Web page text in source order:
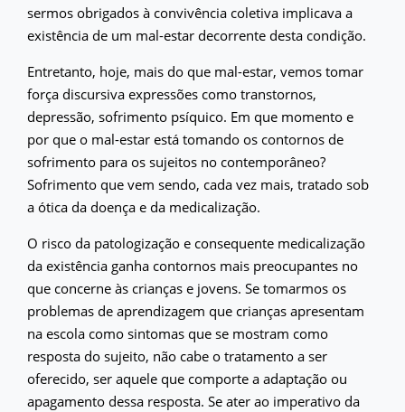
sermos obrigados à convivência coletiva implicava a
existência de um mal-estar decorrente desta condição.
Entretanto, hoje, mais do que mal-estar, vemos tomar
força discursiva expressões como transtornos,
depressão, sofrimento psíquico. Em que momento e
por que o mal-estar está tomando os contornos de
sofrimento para os sujeitos no contemporâneo?
Sofrimento que vem sendo, cada vez mais, tratado sob
a ótica da doença e da medicalização.
O risco da patologização e consequente medicalização
da existência ganha contornos mais preocupantes no
que concerne às crianças e jovens. Se tomarmos os
problemas de aprendizagem que crianças apresentam
na escola como sintomas que se mostram como
resposta do sujeito, não cabe o tratamento a ser
oferecido, ser aquele que comporte a adaptação ou
apagamento dessa resposta. Se ater ao imperativo da